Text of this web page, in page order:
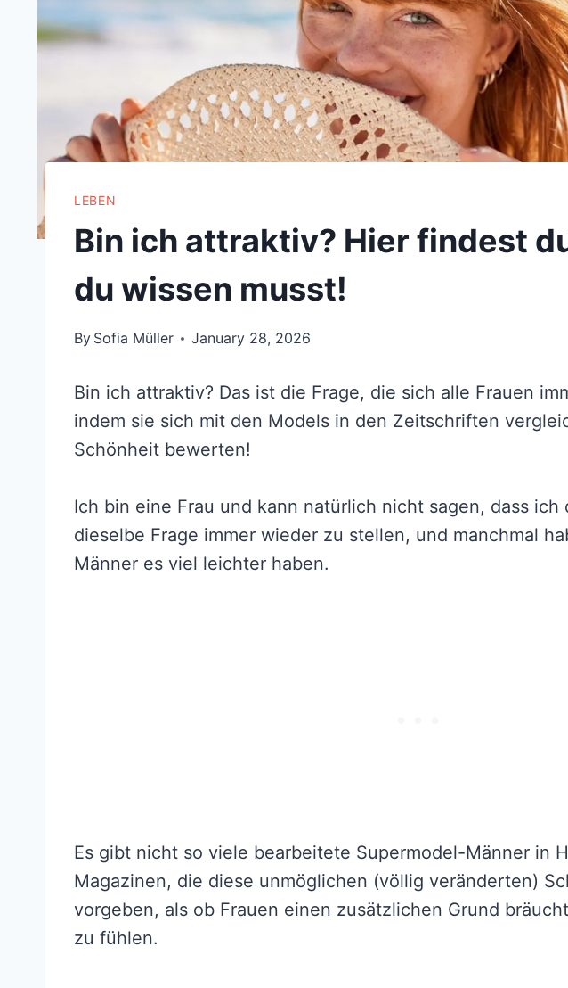
LEBEN
Bin ich attraktiv? Hier findest
du wissen musst!
By Sofia Müller January 28, 2026
Bin ich attraktiv? Das ist die Frage, die sich alle Frauen
indem sie sich mit den Models in den Zeitschriften
Schönheit bewerten!
Ich bin eine Frau und kann natürlich nicht sagen, dass
dieselbe Frage immer wieder zu stellen, und manchmal
Männer es viel leichter haben.
Es gibt nicht so viele bearbeitete Supermodel-Männer in
Magazinen, die diese unmöglichen (völlig veränderten)
vorgeben, als ob Frauen einen zusätzlichen Grund
zu fühlen.